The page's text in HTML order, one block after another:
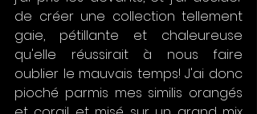
de créer une collection tellement
gaie, pétillante et chaleureuse
qu'elle réussirait à nous faire
oublier le mauvais temps! J'ai donc
pioché parmis mes similis orangés